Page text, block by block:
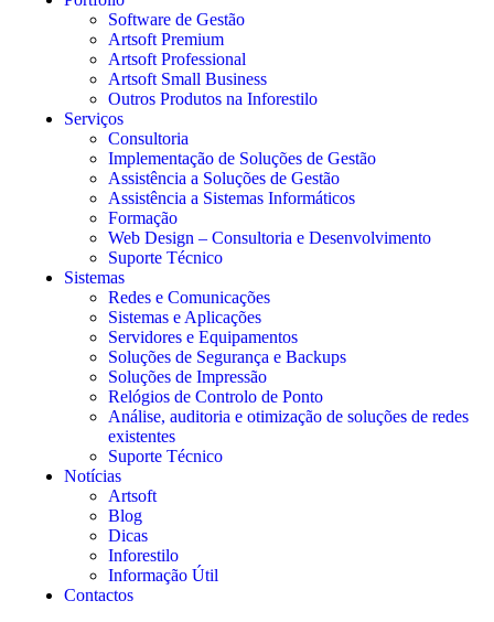
Software de Gestão
Artsoft Premium
Artsoft Professional
Artsoft Small Business
Outros Produtos na Inforestilo
Serviços
Consultoria
Implementação de Soluções de Gestão
Assistência a Soluções de Gestão
Assistência a Sistemas Informáticos
Formação
Web Design – Consultoria e Desenvolvimento
Suporte Técnico
Sistemas
Redes e Comunicações
Sistemas e Aplicações
Servidores e Equipamentos
Soluções de Segurança e Backups
Soluções de Impressão
Relógios de Controlo de Ponto
Análise, auditoria e otimização de soluções de redes
existentes
Suporte Técnico
Notícias
Artsoft
Blog
Dicas
Inforestilo
Informação Útil
Contactos